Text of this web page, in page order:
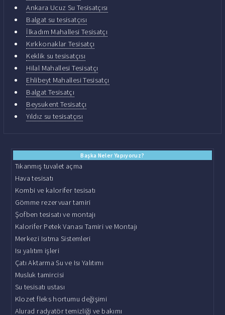
Ankara Ucuz Su Tesisatçısı
Balgat su tesisatçısı
İlkadım Mahallesi Tesisatçı
Kırkkonaklar Tesisatçı
Keklik su tesisatçısı
Hilal Mahallesi Tesisatçı
Ehlibeyt Mahallesi Tesisatçı
Balgat Tesisatçı
Beysukent Tesisatçı
Yıldız su tesisatçısı
Başka Neler Yapıyoruz?
Tıkanmış tuvalet açma
Hava tesisatı
Kombi ve kalorifer tesisatı
Gömme rezervuar tamiri
Şofben tesisatı ve montajı
Kalorifer Petek Vanası Tamiri ve Montajı
Merkezi Isıtma Sistemleri
Isı yalıtım işleri
Çatı Aktarma Su ve Isı Yalıtımı
Musluk tamircisi
Su tesisatı ustası
Klozet fleks hortumu değişimi
Alurad radyatör temizliği ve bakımı